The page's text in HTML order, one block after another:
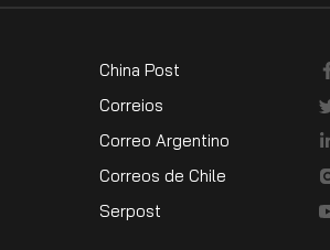
China Post
Correios
Correo Argentino
Correos de Chile
Serpost